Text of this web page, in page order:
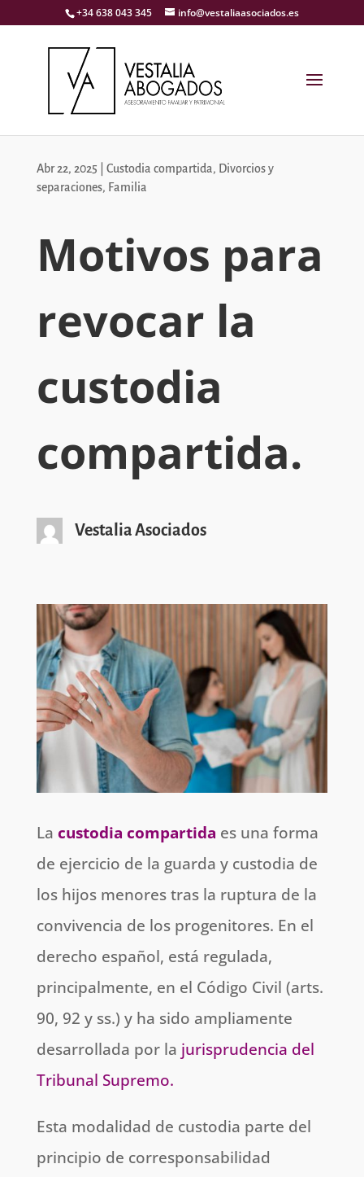
+34 638 043 345 info@vestaliaasociados.es
Abr 22, 2025 Custodia compartida, Divorcios y
separaciones, Familia
Motivos para
revocar la
custodia
compartida.
Vestalia Asociados
La custodia compartida es una forma
de ejercicio de la guarda y custodia de
los hijos menores tras la ruptura de la
convivencia de los progenitores. En el
derecho español, está regulada,
principalmente, en el Código Civil (arts.
90, 92 y ss.) y ha sido ampliamente
desarrollada por la jurisprudencia del
Tribunal Supremo.
Esta modalidad de custodia parte del
principio de corresponsabilidad